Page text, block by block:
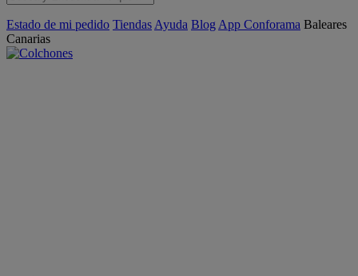
Estado de mi pedido Tiendas Ayuda Blog App Conforama Baleares
Canarias